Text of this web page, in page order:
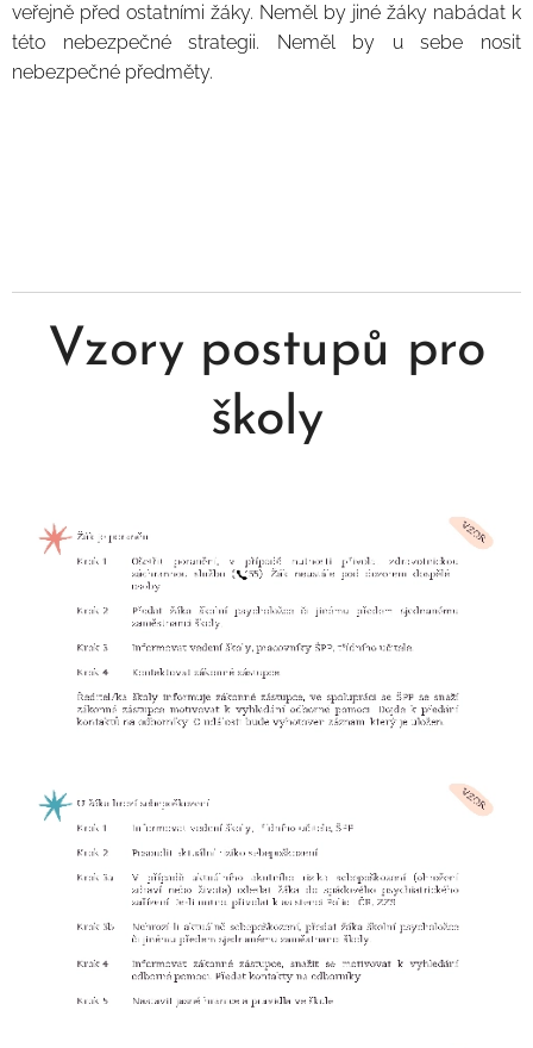
veřejně před ostatními žáky. Neměl by jiné žáky nabádat k
této nebezpečné strategii. Neměl by u sebe nosit
nebezpečné předměty.
Vzory postupů pro
školy